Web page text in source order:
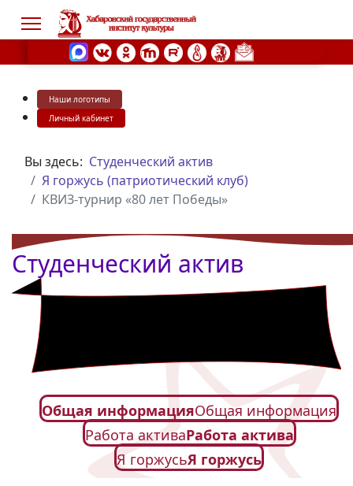
Наши логотипы
Личный кабинет
Вы здесь: Студенческий актив
Я горжусь (патриотический клуб)
КВИЗ-турнир «80 лет Победы»
Студенческий актив
Общая информацияОбщая информация
Работа активаРабота актива
Я горжусьЯ горжусь